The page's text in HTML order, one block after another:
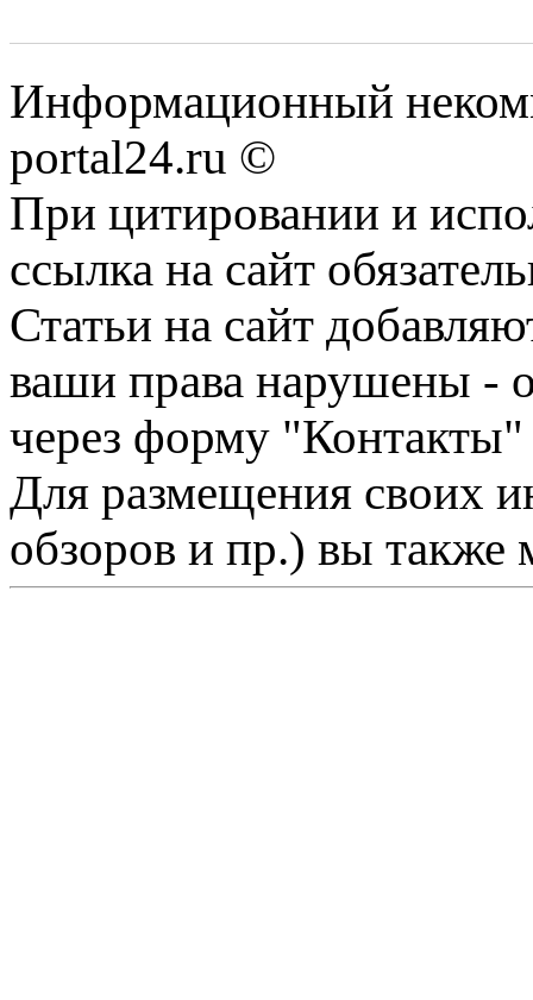
Информационный
portal24.ru ©
При цитировании и
ссылка на сайт
Статьи на сайт
ваши права нарушены -
через форму "Контакты"
Для размещения своих
обзоров и пр.) вы также